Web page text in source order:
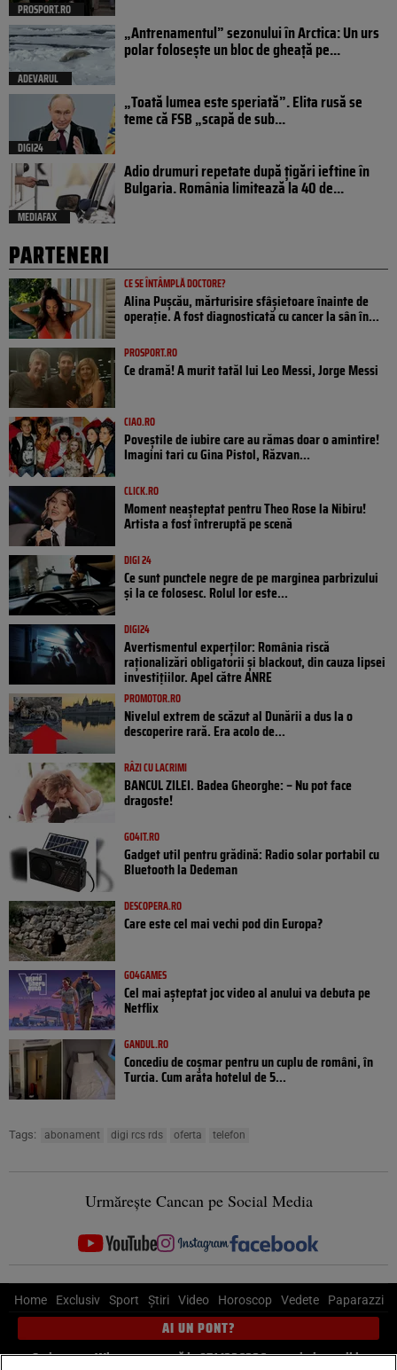
PROSPORT.RO
ADEVARUL
„Antrenamentul” sezonului în Arctica: Un urs
polar folosește un bloc de gheață pe...
DIGI24
„Toată lumea este speriată”. Elita rusă se
teme că FSB „scapă de sub...
MEDIAFAX
Adio drumuri repetate după țigări ieftine în
Bulgaria. România limitează la 40 de...
PARTENERI
CE SE ÎNTÂMPLĂ DOCTORE?
Alina Pușcău, mărturisire sfâșietoare înainte de
operație. A fost diagnosticată cu cancer la sân în...
PROSPORT.RO
Ce dramă! A murit tatăl lui Leo Messi, Jorge Messi
CIAO.RO
Poveştile de iubire care au rămas doar o amintire!
Imagini tari cu Gina Pistol, Răzvan...
CLICK.RO
Moment neașteptat pentru Theo Rose la Nibiru!
Artista a fost întreruptă pe scenă
DIGI 24
Ce sunt punctele negre de pe marginea parbrizului
și la ce folosesc. Rolul lor este...
DIGI24
Avertismentul experților: România riscă
raționalizări obligatorii și blackout, din cauza lipsei
investițiilor. Apel către ANRE
PROMOTOR.RO
Nivelul extrem de scăzut al Dunării a dus la o
descoperire rară. Era acolo de...
RÂZI CU LACRIMI
BANCUL ZILEI. Badea Gheorghe: – Nu pot face
dragoste!
GO4IT.RO
Gadget util pentru grădină: Radio solar portabil cu
Bluetooth la Dedeman
DESCOPERA.RO
Care este cel mai vechi pod din Europa?
GO4GAMES
Cel mai așteptat joc video al anului va debuta pe
Netflix
GANDUL.RO
Concediu de coșmar pentru un cuplu de români, în
Turcia. Cum arăta hotelul de 5...
Tags: abonament digi rcs rds oferta telefon
Urmărește Cancan pe Social Media
Home Exclusiv Sport Știri Video Horoscop Vedete Paparazzi
AI UN PONT?
Scrie-ne pe Whatsapp, sună la 0741226226 sau trimite mail la